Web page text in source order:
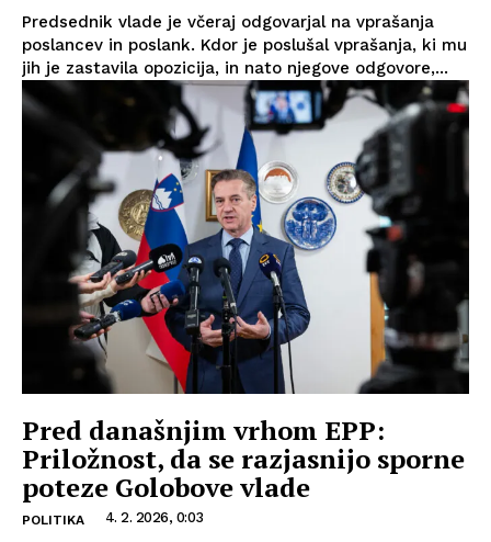
Predsednik vlade je včeraj odgovarjal na vprašanja
poslancev in poslank. Kdor je poslušal vprašanja, ki mu
jih je zastavila opozicija, in nato njegove odgovore,...
Pred današnjim vrhom EPP:
Priložnost, da se razjasnijo sporne
poteze Golobove vlade
POLITIKA 4. 2. 2026, 0:03